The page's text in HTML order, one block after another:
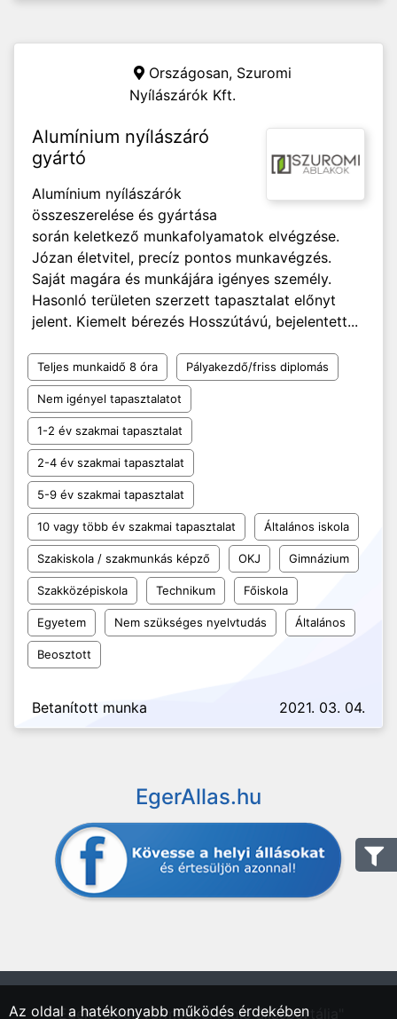
Országosan, Szuromi
Nyílászárók Kft.
Alumínium nyílászáró
gyártó
Alumínium nyílászárók
összeszerelése és gyártása
során keletkező munkafolyamatok elvégzése.
Józan életvitel, precíz pontos munkavégzés.
Saját magára és munkájára igényes személy.
Hasonló területen szerzett tapasztalat előnyt
jelent. Kiemelt bérezés Hosszútávú, bejelentett...
Teljes munkaidő 8 óra Pályakezdő/friss diplomás
Nem igényel tapasztalatot
1-2 év szakmai tapasztalat
2-4 év szakmai tapasztalat
5-9 év szakmai tapasztalat
10 vagy több év szakmai tapasztalat Általános iskola
Szakiskola / szakmunkás képző OKJ Gimnázium
Szakközépiskola Technikum Főiskola
Egyetem Nem szükséges nyelvtudás Általános
Beosztott
Betanított munka 2021. 03. 04.
EgerAllas.hu
"Eger, Heves vármegyei régió állásportálja"
Az oldal a hatékonyabb működés érdekében